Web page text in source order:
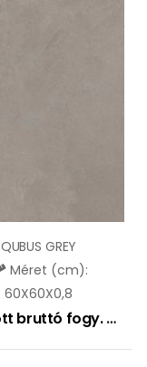
QUBUS GREY
Méret (cm):
60X60X0,8
Ajánlott bruttó fogy. ár: